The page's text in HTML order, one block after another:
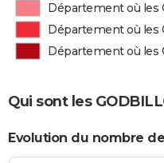
Département où les
Département où les
Département où les
Qui sont les
Evolution du nombre